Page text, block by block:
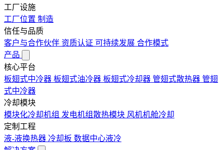
工厂设施
工厂位置 制造
信任与品质
客户与合作伙伴 资质认证 可持续发展 合作模式
产品
核心平台
板翅式中冷器 板翅式油冷器 板翅式冷却器 管翅式散热器 管翅
式中冷器
冷却模块
模块化冷却机组 发电机组散热模块 风机机舱冷却
定制工程
液-液换热器 冷却板 数据中心液冷